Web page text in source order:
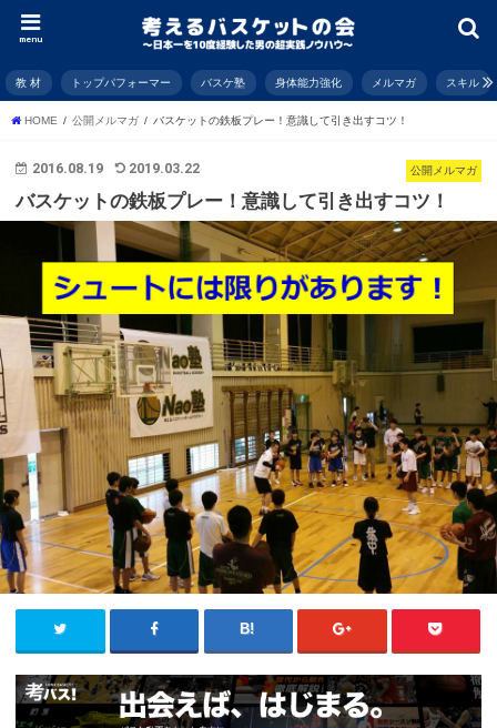
menu
教 材 トップパフォーマー バスケ塾 身体能力強化 メルマガ スキル
HOME 公開メルマガ バスケットの鉄板プレー！意識して引き出すコツ！
公開メルマガ
2016.08.19 2019.03.22
バスケットの鉄板プレー！意識して引き出すコツ！